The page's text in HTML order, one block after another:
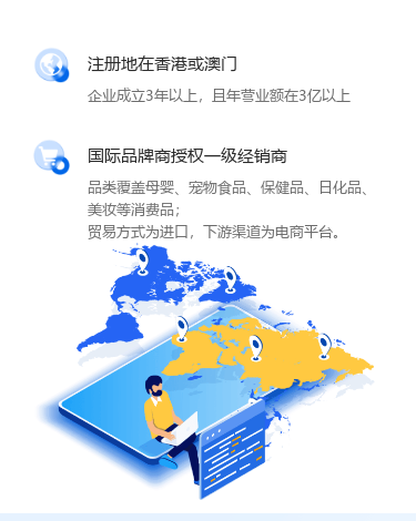
注册地在香港或澳门
企业成立3年以上，且年营业额在3亿以上
国际品牌商授权一级经销商
品类覆盖母婴、宠物食品、保健品、日化品、
美妆等消费品；
贸易方式为进口，下游渠道为电商平台。